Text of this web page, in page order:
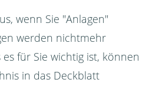
wenn Sie "Anlagen"
werden nichtmehr
für Sie wichtig ist, können
in das Deckblatt